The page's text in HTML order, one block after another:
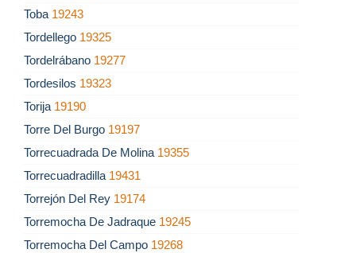
Toba 19243
Tordellego 19325
Tordelrábano 19277
Tordesilos 19323
Torija 19190
Torre Del Burgo 19197
Torrecuadrada De Molina 19355
Torrecuadradilla 19431
Torrejón Del Rey 19174
Torremocha De Jadraque 19245
Torremocha Del Campo 19268